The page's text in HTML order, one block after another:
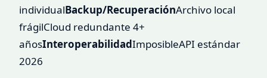
individualBackup/RecuperaciónArchivo local
frágilCloud redundante 4+
añosInteroperabilidadImposibleAPI estándar
2026